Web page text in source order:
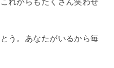
う。あなたがいるから毎